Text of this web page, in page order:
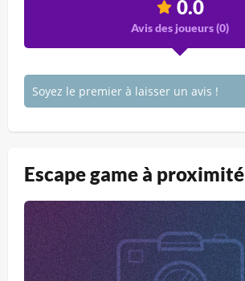
0.0
Avis des joueurs (0)
Soyez le premier à laisser un avis !
Escape game à proximité